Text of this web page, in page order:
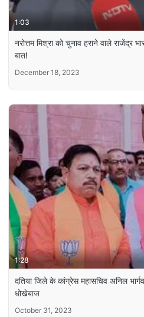
1:03
नरोत्तम मिश्रा को चुनाव हराने वाले
बात!
December 18, 2023
1:28
दतिया जिले के कांग्रेस महासचिव अनिल
धोखेबाज
October 31, 2023